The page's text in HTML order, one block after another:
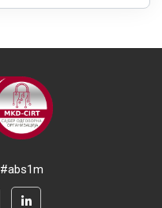
#abs1m